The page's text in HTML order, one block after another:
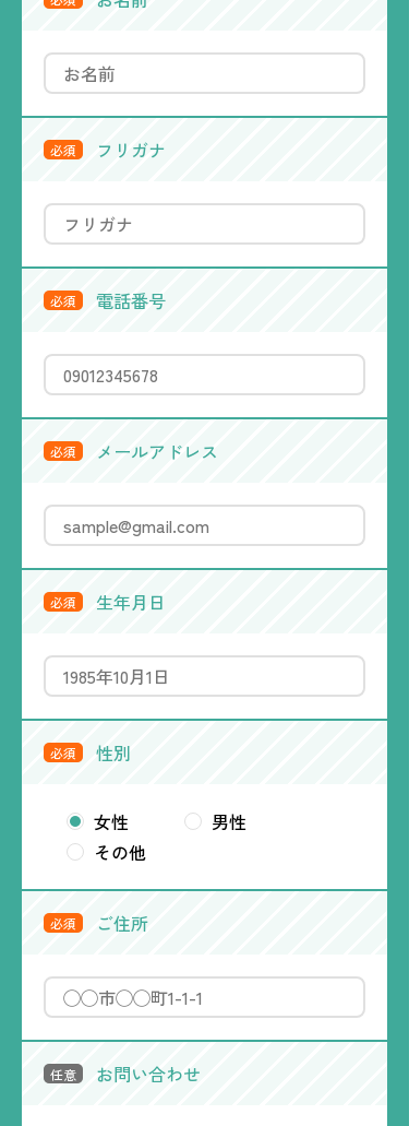
必須 フリガナ
必須 電話番号
必須 メールアドレス
必須 生年月日
必須 性別
女性
男性
その他
必須 ご住所
任意 お問い合わせ